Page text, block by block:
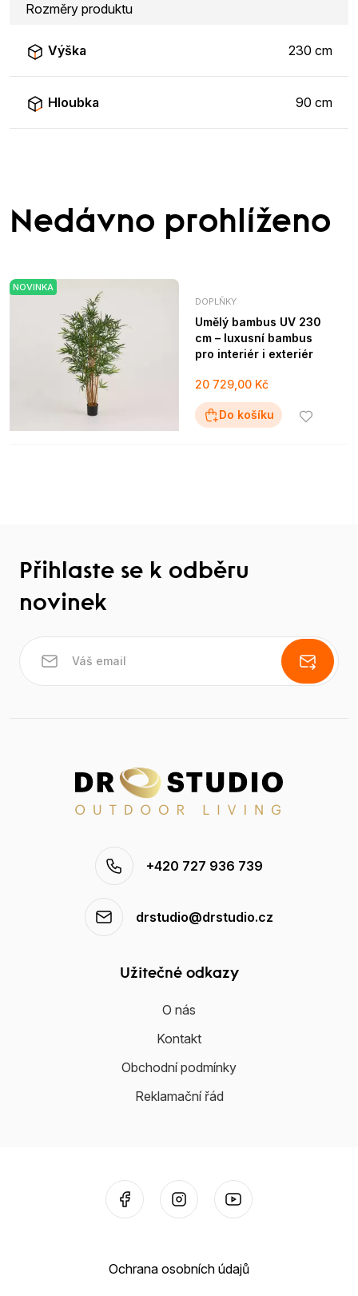
Rozměry produktu
Výška 230 cm
Hloubka 90 cm
Nedávno prohlíženo
NOVINKA
DOPLŇKY
Umělý bambus UV 230
cm – luxusní bambus
pro interiér i exteriér
20 729,00 Kč
Do košíku
Přihlaste se k odběru
novinek
+420 727 936 739
drstudio@drstudio.cz
Užitečné odkazy
O nás
Kontakt
Obchodní podmínky
Reklamační řád
Ochrana osobních údajů